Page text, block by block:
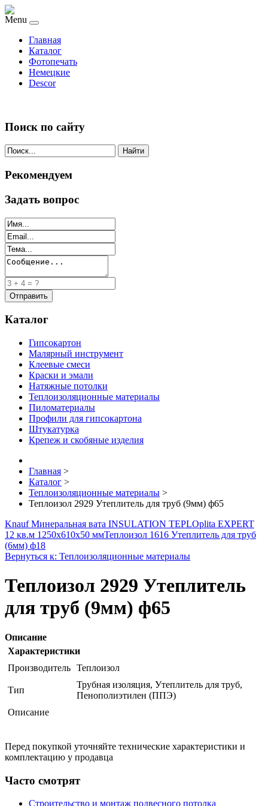
Menu
Главная
Каталог
Фотопечать
Немецкие
Descor
Поиск по сайту
Найти
Рекомендуем
Задать вопрос
Каталог
Гипсокартон
Малярный инструмент
Клеевые смеси
Краски и эмали
Натяжные потолки
Теплоизоляционные материалы
Пиломатериалы
Профили для гипсокартона
Штукатурка
Крепеж и скобяные изделия
Главная >
Каталог >
Теплоизоляционные материалы >
Теплоизол 2929 Утеплитель для труб (9мм) ф65
Knauf Минеральная вата INSULATION TEPLOplita EXPERT
12 кв.м 1250x610x50 ммТеплоизол 1616 Утеплитель для труб
(6мм) ф18
Вернуться к: Теплоизоляционные материалы
Теплоизол 2929 Утеплитель
для труб (9мм) ф65
Описание
Характеристики
Производитель Теплоизол
Тип
Трубная изоляция, Утеплитель для труб,
Пенополиэтилен (ППЭ)
Описание
Перед покупкой уточняйте технические характеристики и
комплектацию у продавца
Часто смотрят
Строительство и монтаж подвесного потолка